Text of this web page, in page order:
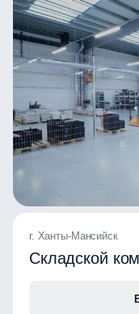
г. Ханты-Мансийск
Складской